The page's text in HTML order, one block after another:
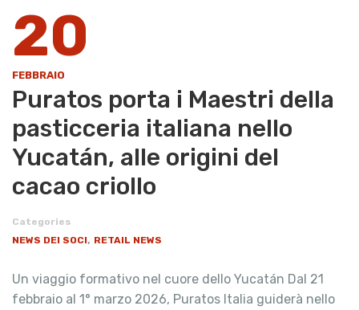
20
FEBBRAIO
Puratos porta i Maestri della
pasticceria italiana nello
Yucatán, alle origini del
cacao criollo
Categories
NEWS DEI SOCI, RETAIL NEWS
Un viaggio formativo nel cuore dello Yucatán Dal 21
febbraio al 1° marzo 2026, Puratos Italia guiderà nello